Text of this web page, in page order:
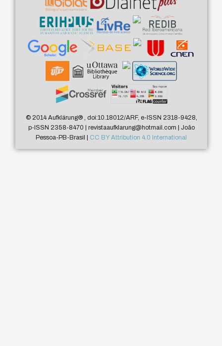
© 2014 Aufklärung®, doi:10.18012/ARF, e-ISSN 2318-9428,
p-ISSN 2358-8470 | revistaaufklarung@hotmail.com | João
Pessoa-PB-Brasil | CC BY Attribution 4.0 International